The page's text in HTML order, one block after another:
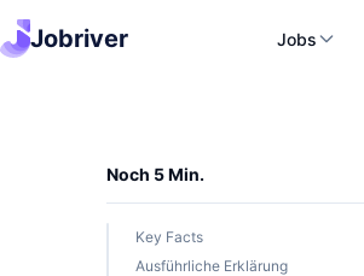
Jobriver Jobs
Noch 5 Min.
Key Facts
Ausführliche Erklärung